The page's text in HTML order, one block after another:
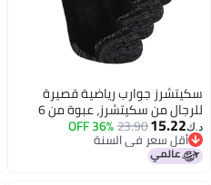
سكيتشرز جوارب رياضية قصيرة
للرجال من سكيتشرز، عبوة من 6
جوارب، لون أسود، مقاس 10-13
أمريكي
د.ك‏15.22
23.90
36% OFF
أقل سعر في السنة
أقل سعر في السنة